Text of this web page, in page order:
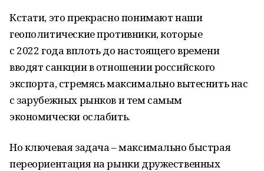
Кстати, это прекрасно понимают наши
геополитические противники, которые
с 2022 года вплоть до настоящего времени
вводят санкции в отношении российского
экспорта, стремясь максимально вытеснить нас
с зарубежных рынков и тем самым
экономически ослабить.
Но ключевая задача – максимально быстрая
переориентация на рынки дружественных